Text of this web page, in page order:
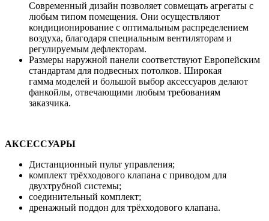
Современный дизайн позволяет совмещать агрегаты с
любым типом помещения. Они осуществляют
кондиционирование с оптимальным распределением
воздуха, благодаря специальным вентиляторам и
регулируемым дефлекторам.
Размеры наружной панели соответствуют Европейским
стандартам для подвесных потолков. Широкая
гамма моделей и большой выбор аксессуаров делают
фанкойлы, отвечающими любым требованиям
заказчика.
АКСЕССУАРЫ
Дистанционный пульт управления;
комплект трёхходового клапана с приводом для
двухтрубной системы;
соединительный комплект;
дренажный поддон для трёхходового клапана.